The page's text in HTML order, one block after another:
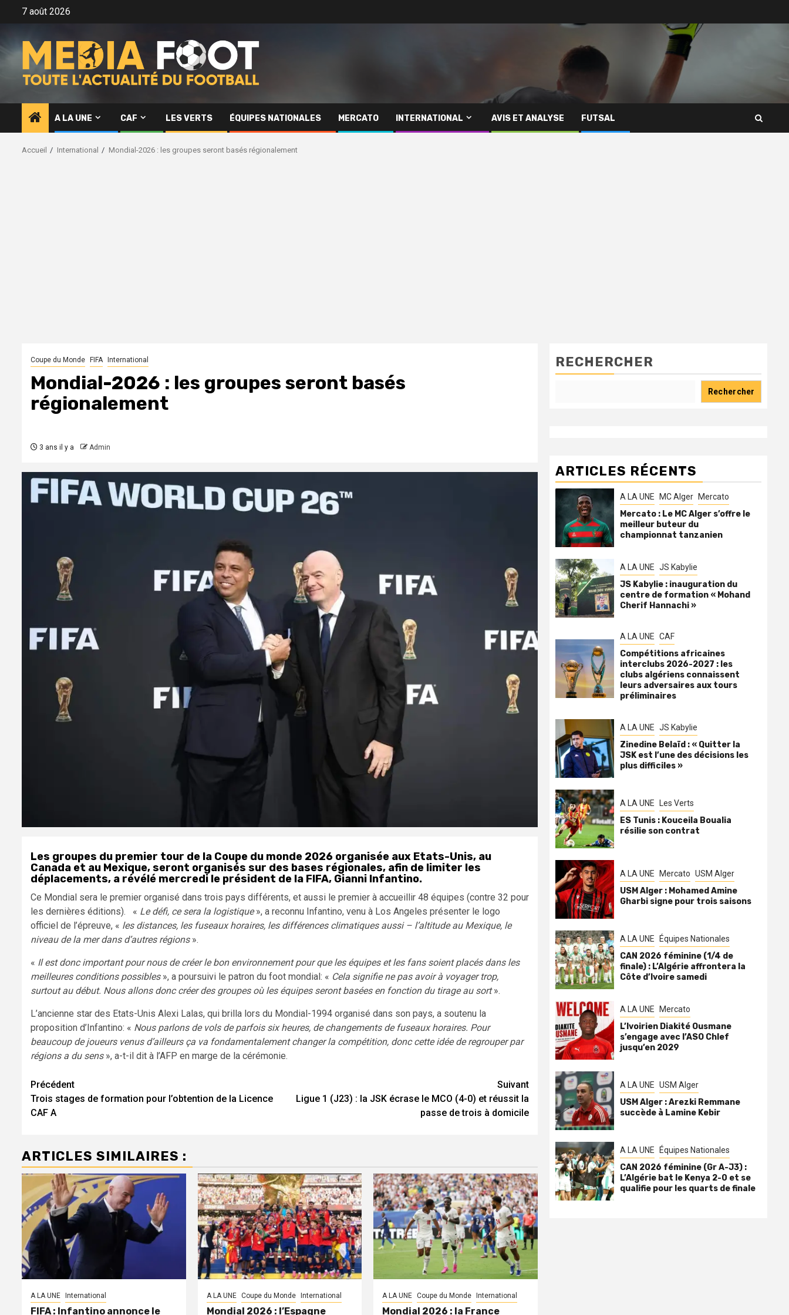
7 août 2026
A LA UNE CAF LES VERTS ÉQUIPES NATIONALES MERCATO INTERNATIONAL AVIS ET ANALYSE FUTSAL
Accueil International Mondial-2026 : les groupes seront basés régionalement
Coupe du Monde FIFA International
Mondial-2026 : les groupes seront basés
régionalement
3 ans il y a Admin
Les groupes du premier tour de la Coupe du monde 2026 organisée aux Etats-Unis, au
Canada et au Mexique, seront organisés sur des bases régionales, afin de limiter les
déplacements, a révélé mercredi le président de la FIFA, Gianni Infantino.
Ce Mondial sera le premier organisé dans trois pays différents, et aussi le premier à accueillir 48 équipes (contre 32 pour
les dernières éditions). « Le défi, ce sera la logistique», a reconnu Infantino, venu à Los Angeles présenter le logo
officiel de l’épreuve, « les distances, les fuseaux horaires, les différences climatiques aussi – l’altitude au Mexique, le
niveau de la mer dans d’autres régions».
« Il est donc important pour nous de créer le bon environnement pour que les équipes et les fans soient placés dans les
meilleures conditions possibles», a poursuivi le patron du foot mondial: « Cela signifie ne pas avoir à voyager trop,
surtout au début. Nous allons donc créer des groupes où les équipes seront basées en fonction du tirage au sort».
L’ancienne star des Etats-Unis Alexi Lalas, qui brilla lors du Mondial-1994 organisé dans son pays, a soutenu la
proposition d’Infantino: « Nous parlons de vols de parfois six heures, de changements de fuseaux horaires. Pour
beaucoup de joueurs venus d’ailleurs ça va fondamentalement changer la compétition, donc cette idée de regrouper par
régions a du sens », a-t-il dit à l’AFP en marge de la cérémonie.
Navigation
d’article
Précédent
Trois stages de formation pour l’obtention de la Licence
CAF A
Suivant
Ligue 1 (J23) : la JSK écrase le MCO (4-0) et réussit la
passe de trois à domicile
ARTICLES SIMILAIRES :
A LA UNE International
FIFA : Infantino annonce le
A LA UNE Coupe du Monde International
Mondial 2026 : l’Espagne
A LA UNE Coupe du Monde International
Mondial 2026 : la France
RECHERCHER
Rechercher
ARTICLES RÉCENTS
A LA UNE MC Alger Mercato
Mercato : Le MC Alger s’offre le
meilleur buteur du
championnat tanzanien
A LA UNE JS Kabylie
JS Kabylie : inauguration du
centre de formation « Mohand
Cherif Hannachi »
A LA UNE CAF
Compétitions africaines
interclubs 2026-2027 : les
clubs algériens connaissent
leurs adversaires aux tours
préliminaires
A LA UNE JS Kabylie
Zinedine Belaïd : « Quitter la
JSK est l’une des décisions les
plus difficiles »
A LA UNE Les Verts
ES Tunis : Kouceila Boualia
résilie son contrat
A LA UNE Mercato USM Alger
USM Alger : Mohamed Amine
Gharbi signe pour trois saisons
A LA UNE Équipes Nationales
CAN 2026 féminine (1/4 de
finale) : L’Algérie affrontera la
Côte d’Ivoire samedi
A LA UNE Mercato
L’Ivoirien Diakité Ousmane
s’engage avec l’ASO Chlef
jusqu’en 2029
A LA UNE USM Alger
USM Alger : Arezki Remmane
succède à Lamine Kebir
A LA UNE Équipes Nationales
CAN 2026 féminine (Gr A-J3) :
L’Algérie bat le Kenya 2-0 et se
qualifie pour les quarts de finale